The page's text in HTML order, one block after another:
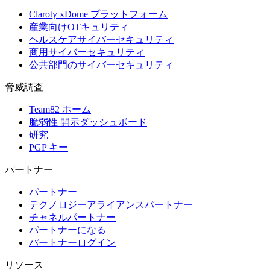
Claroty xDome プラットフォーム
産業向けOTキュリティ
ヘルスケアサイバーセキュリティ
商用サイバーセキュリティ
公共部門のサイバーセキュリティ
脅威調査
Team82 ホーム
脆弱性 開示ダッシュボード
研究
PGP キー
パートナー
パートナー
テクノロジーアライアンスパートナー
チャネルパートナー
パートナーになる
パートナーログイン
リソース